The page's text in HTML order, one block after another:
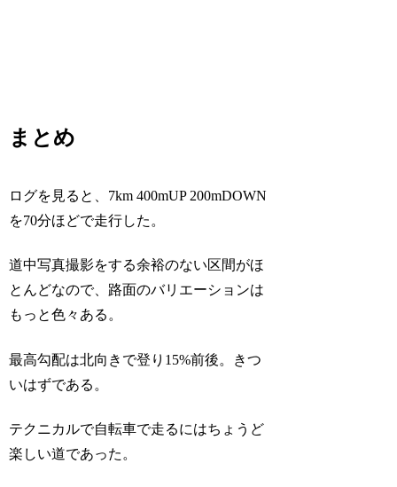
まとめ
ログを見ると、7km 400mUP 200mDOWN
を70分ほどで走行した。
道中写真撮影をする余裕のない区間がほ
とんどなので、路面のバリエーションは
もっと色々ある。
最高勾配は北向きで登り15%前後。きつ
いはずである。
テクニカルで自転車で走るにはちょうど
楽しい道であった。